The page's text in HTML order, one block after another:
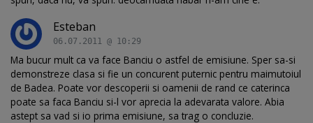
Esteban
06.07.2011 @ 10:29
Ma bucur mult ca va face Banciu o astfel de emisiune. Sper sa-si
demonstreze clasa si fie un concurent puternic pentru maimutoiul
de Badea. Poate vor descoperii si oamenii de rand ce caterinca
poate sa faca Banciu si-l vor aprecia la adevarata valore. Abia
astept sa vad si io prima emisiune, sa trag o concluzie.